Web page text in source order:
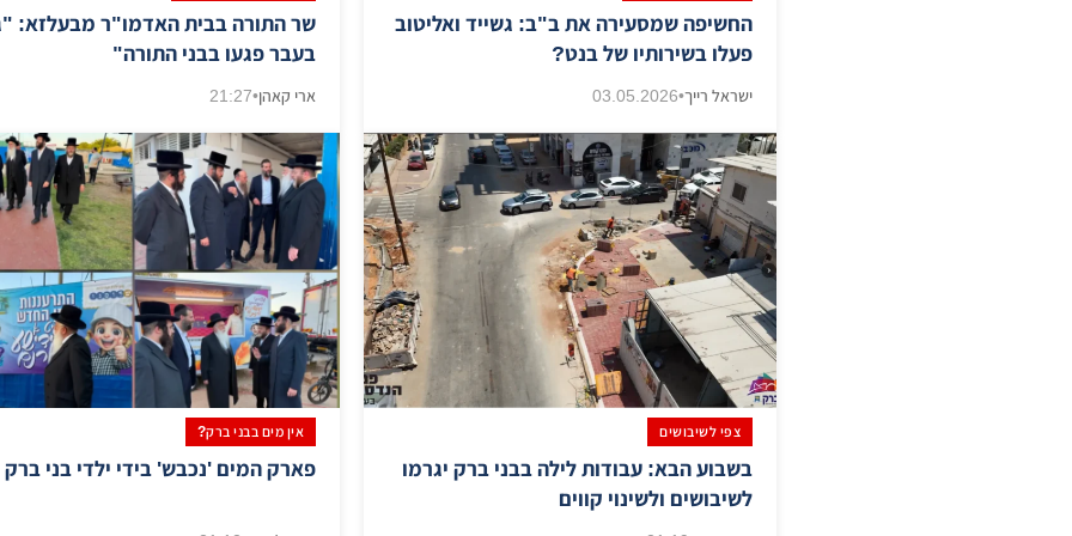
החשיפה שמסעירה את ב"ב: גשייד ואליטוב
פעלו בשירותיו של בנט?
ישראל רייך•
03.05.2026
שר התורה בבית האדמו"ר מבעלזא:
בעבר פגעו בבני התורה"
ארי קאהן•
21:27
צפי לשיבושים
בשבוע הבא: עבודות לילה בבני ברק יגרמו
לשיבושים ולשינוי קווים
אין מים בבני ברק?
פארק המים 'נכבש' בידי ילדי בני ברק